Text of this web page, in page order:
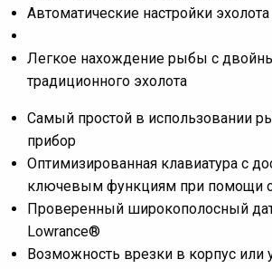
Автоматические настройки эхолота
Легкое нахождение рыбы с
традиционного эхолота
Самый простой в использовании
прибор
Оптимизированная клавиатура с
ключевым функциям при помощи
Проверенный широкополосный
Lowrance®
Возможность врезки в корпус или